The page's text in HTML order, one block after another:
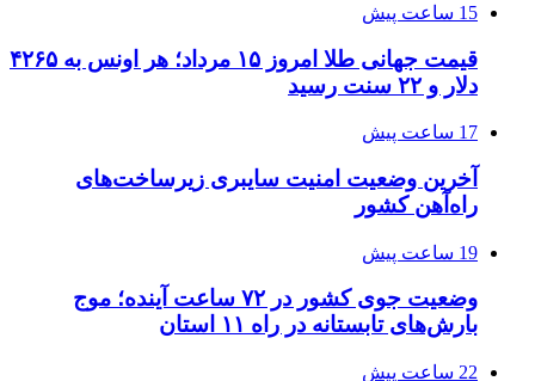
15 ساعت پیش
قیمت جهانی طلا امروز ۱۵ مرداد؛ هر اونس به ۴۲۶۵
دلار و ۲۲ سنت رسید
17 ساعت پیش
آخرین وضعیت امنیت سایبری زیرساخت‌های
راه‌آهن کشور
19 ساعت پیش
وضعیت جوی کشور در ۷۲ ساعت آینده؛ موج
بارش‌های تابستانه در راه ۱۱ استان
22 ساعت پیش